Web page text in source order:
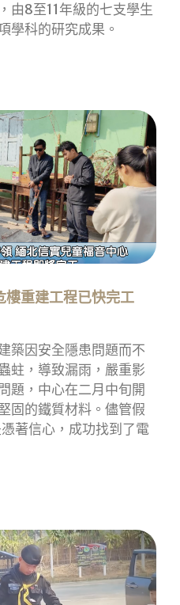
由8至11年級的七支學生
學科的研究成果。
樓重建工程已快完工
築因安全隱患問題而不
蛀，導致漏雨，嚴重影
題，中心在二月中旬開
固的鐵質材料。儘管假
著信心，成功找到了電